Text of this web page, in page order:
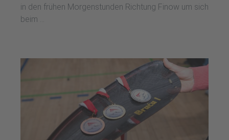
in den frühen Morgenstunden Richtung Finow um sich
beim ...